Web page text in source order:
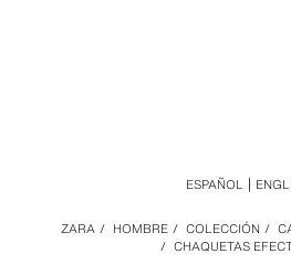
ZARA / HOMBRE / COLECCIÓN /
/ CHAQUETAS
ESPAÑOL